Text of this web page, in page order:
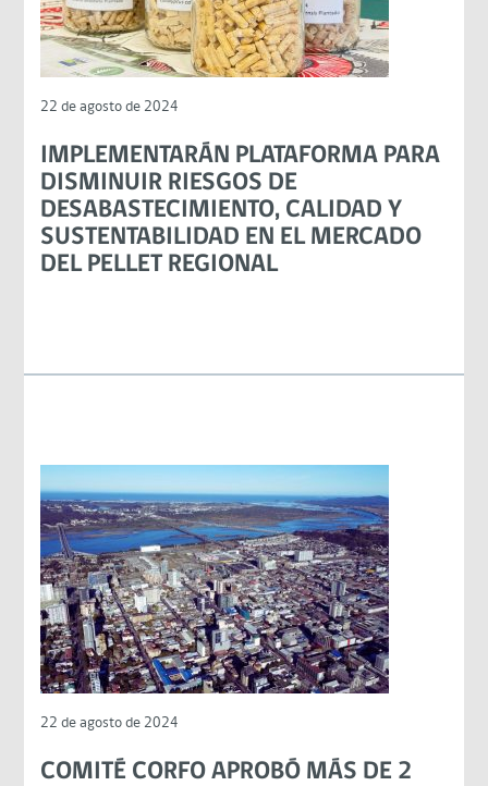
22 de agosto de 2024
IMPLEMENTARÁN PLATAFORMA PARA
DISMINUIR RIESGOS DE
DESABASTECIMIENTO, CALIDAD Y
SUSTENTABILIDAD EN EL MERCADO
DEL PELLET REGIONAL
22 de agosto de 2024
COMITÉ CORFO APROBÓ MÁS DE 2